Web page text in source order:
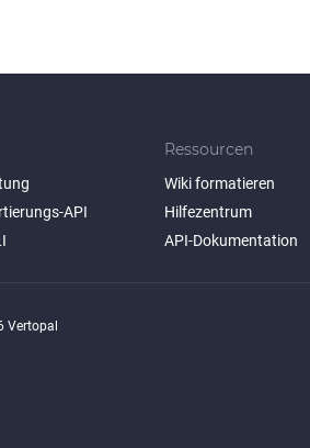
API
Ressourcen
Wiki formatieren
Hilfezentrum
API-Dokumentation
Vertopal